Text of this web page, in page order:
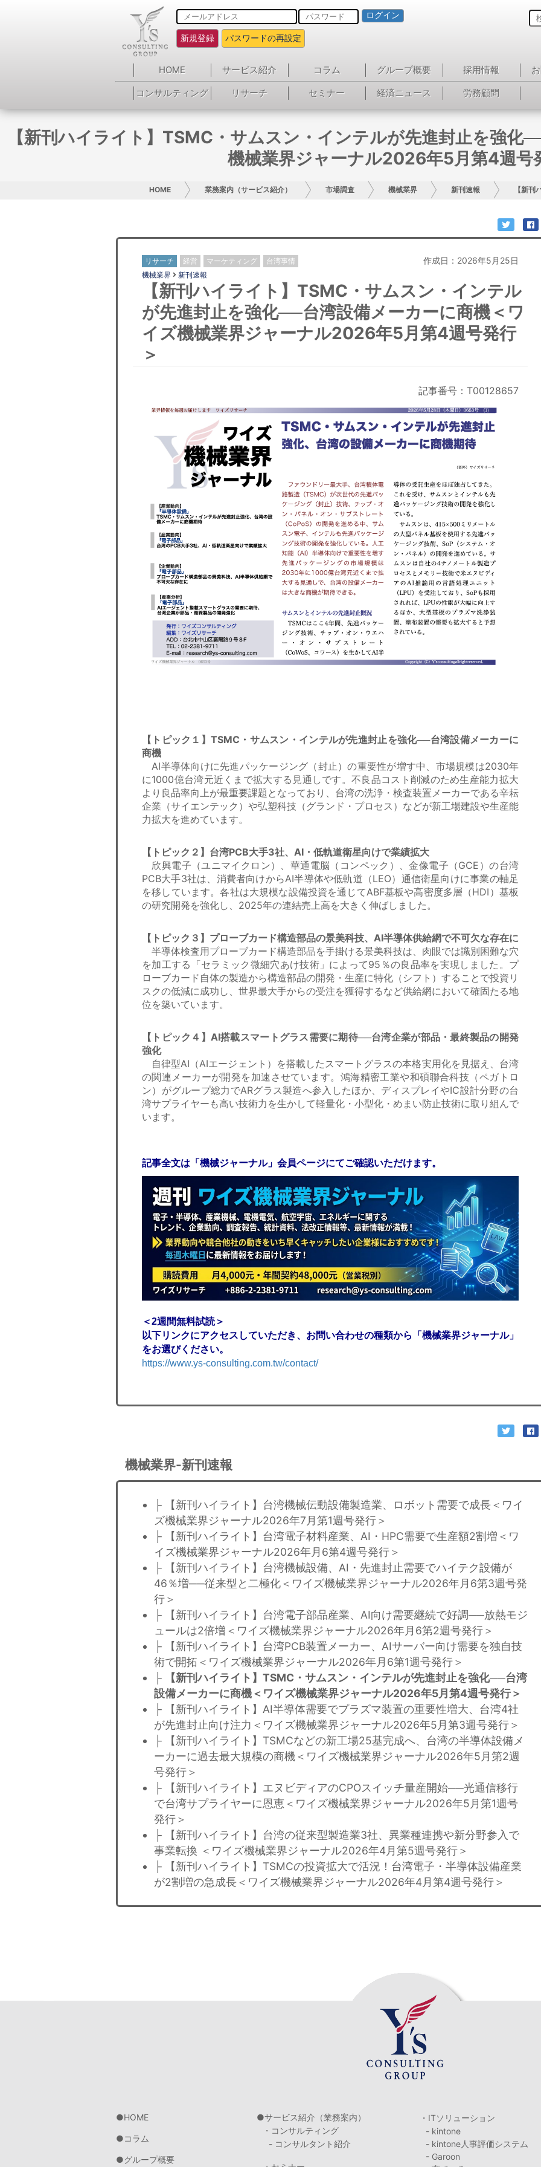
ログイン
新規登録 パスワードの再設定
HOME サービス紹介 コラム グループ概要 採用情報
コンサルティング
リサーチ セミナー 経済ニュース 労務顧問
【新刊ハイライト】TSMC・サムスン・インテルが先進封止を強化
機械業界ジャーナル2026年5月第4週号
HOME 業務案内（サービス紹介） 市場調査 機械業界 新刊速報 【新
リサーチ 経営 マーケティング 台湾事情 作成日：2026年5月25日
機械業界 新刊速報
【新刊ハイライト】TSMC・サムスン・インテル
が先進封止を強化──台湾設備メーカーに商機＜ワ
イズ機械業界ジャーナル2026年5月第4週号発行
＞
記事番号：T00128657
【トピック１】TSMC・サムスン・インテルが先進封止を強化──台湾設備メーカーに
商機
AI半導体向けに先進パッケージング（封止）の重要性が増す中、市場規模は2030年
に1000億台湾元近くまで拡大する見通しです。不良品コスト削減のため生産能力拡大
より良品率向上が最重要課題となっており、台湾の洗浄・検査装置メーカーである辛耘
企業（サイエンテック）や弘塑科技（グランド・プロセス）などが新工場建設や生産能
力拡大を進めています。
【トピック２】台湾PCB大手3社、AI・低軌道衛星向けで業績拡大
欣興電子（ユニマイクロン）、華通電脳（コンペック）、金像電子（GCE）の台湾
PCB大手3社は、消費者向けからAI半導体や低軌道（LEO）通信衛星向けに事業の軸足
を移しています。各社は大規模な設備投資を通じてABF基板や高密度多層（HDI）基板
の研究開発を強化し、2025年の連結売上高を大きく伸ばしました。
【トピック３】プローブカード構造部品の景美科技、AI半導体供給網で不可欠な存在に
半導体検査用プローブカード構造部品を手掛ける景美科技は、肉眼では識別困難な穴
を加工する「セラミック微細穴あけ技術」によって95％の良品率を実現しました。プ
ローブカード自体の製造から構造部品の開発・生産に特化（シフト）することで投資リ
スクの低減に成功し、世界最大手からの受注を獲得するなど供給網において確固たる地
位を築いています。
【トピック４】AI搭載スマートグラス需要に期待──台湾企業が部品・最終製品の開発
強化
自律型AI（AIエージェント）を搭載したスマートグラスの本格実用化を見据え、台湾
の関連メーカーが開発を加速させています。鴻海精密工業や和碩聯合科技（ペガトロ
ン）がグループ総力でARグラス製造へ参入したほか、ディスプレイやIC設計分野の台
湾サプライヤーも高い技術力を生かして軽量化・小型化・めまい防止技術に取り組んで
います。
記事全文は「機械ジャーナル」会員ページにてご確認いただけます。
＜2週間無料試読＞
以下リンクにアクセスしていただき、お問い合わせの種類から「機械業界ジャーナル」
をお選びください。
https://www.ys-consulting.com.tw/contact/
機械業界-新刊速報
├ 【新刊ハイライト】台湾機械伝動設備製造業、ロボット需要で成長＜ワイ
ズ機械業界ジャーナル2026年7月第1週号発行＞
├ 【新刊ハイライト】台湾電子材料産業、AI・HPC需要で生産額2割増＜ワ
イズ機械業界ジャーナル2026年月6第4週号発行＞
├ 【新刊ハイライト】台湾機械設備、AI・先進封止需要でハイテク設備が
46％増──従来型と二極化＜ワイズ機械業界ジャーナル2026年月6第3週号発
行＞
├ 【新刊ハイライト】台湾電子部品産業、AI向け需要継続で好調──放熱モジ
ュールは2倍増＜ワイズ機械業界ジャーナル2026年月6第2週号発行＞
├ 【新刊ハイライト】台湾PCB装置メーカー、AIサーバー向け需要を独自技
術で開拓＜ワイズ機械業界ジャーナル2026年月6第1週号発行＞
├
【新刊ハイライト】TSMC・サムスン・インテルが先進封止を強化──台湾
設備メーカーに商機＜ワイズ機械業界ジャーナル2026年5月第4週号発行＞
├ 【新刊ハイライト】AI半導体需要でプラズマ装置の重要性増大、台湾4社
が先進封止向け注力＜ワイズ機械業界ジャーナル2026年5月第3週号発行＞
├ 【新刊ハイライト】TSMCなどの新工場25基完成へ、台湾の半導体設備メ
ーカーに過去最大規模の商機＜ワイズ機械業界ジャーナル2026年5月第2週
号発行＞
├ 【新刊ハイライト】エヌビディアのCPOスイッチ量産開始──光通信移行
で台湾サプライヤーに恩恵＜ワイズ機械業界ジャーナル2026年5月第1週号
発行＞
├ 【新刊ハイライト】台湾の従来型製造業3社、異業種連携や新分野参入で
事業転換 ＜ワイズ機械業界ジャーナル2026年4月第5週号発行＞
├ 【新刊ハイライト】TSMCの投資拡大で活況！台湾電子・半導体設備産業
が2割増の急成長＜ワイズ機械業界ジャーナル2026年4月第4週号発行＞
HOME
コラム
グループ概要
サービス紹介（業務案内）
・コンサルティング
- コンサルタント紹介
・ITソリューション
- kintone
- kintone人事評価システム
- Garoon